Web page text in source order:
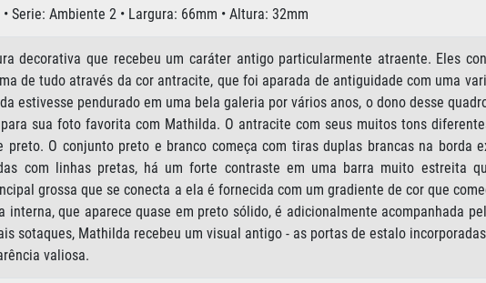
Serie: Ambiente 2 • Largura: 66mm • Altura: 32mm
decorativa que recebeu um caráter antigo particularmente atraente. Eles
de tudo através da cor antracite, que foi aparada de antiguidade com uma
estivesse pendurado em uma bela galeria por vários anos, o dono desse
sua foto favorita com Mathilda. O antracite com seus muitos tons
O conjunto preto e branco começa com tiras duplas brancas na borda
com linhas pretas, há um forte contraste em uma barra muito estreita
grossa que se conecta a ela é fornecida com um gradiente de cor que
que aparece quase em preto sólido, é adicionalmente acompanhada
sotaques, Mathilda recebeu um visual antigo - as portas de estalo
valiosa.